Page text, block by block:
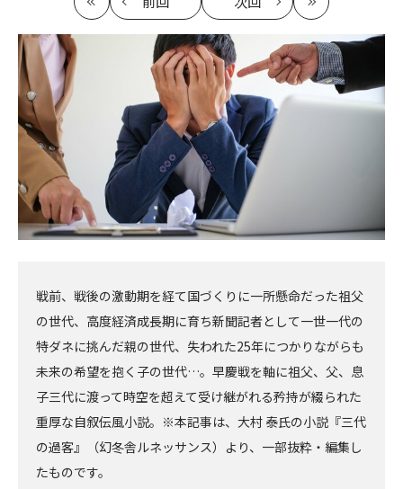
最
初
記
事
へ
事
へ
最
戦前、戦後の激動期を経て国づくりに一所懸命だった祖父
の世代、高度経済成長期に育ち新聞記者として一世一代の
特ダネに挑んだ親の世代、失われた25年につかりながらも
未来の希望を抱く子の世代…。早慶戦を軸に祖父、父、息
子三代に渡って時空を超えて受け継がれる矜持が綴られた
重厚な自叙伝風小説。※本記事は、大村 泰氏の小説『三代
の過客』（幻冬舎ルネッサンス）より、一部抜粋・編集し
たものです。